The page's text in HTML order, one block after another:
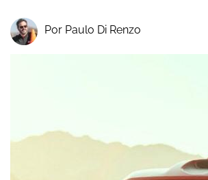
Por Paulo Di Renzo